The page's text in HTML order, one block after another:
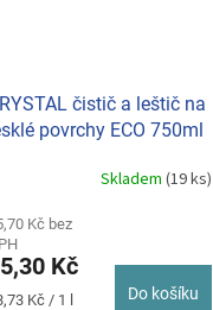
čistič a leštič na
povrchy ECO 750ml
Skladem (19 ks)
Kč bez
Kč
Kč / 1 l Do košíku